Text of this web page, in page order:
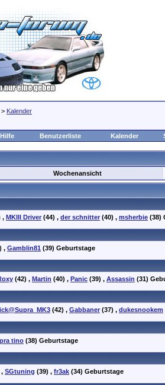
> Kalender
Hilfe Benutzerliste Kalender
Wochenansicht
, MKIII Driver (44) , der schnitter (40) , msherbie (38)
, Gamblin81 (39) Geburtstage
(42) , Martin (40) , Panic (39) , Assassin (31)
(42) , Gabbaner (37) , dukesnookem
tino (38) Geburtstage
, SGtuning (39) , fr3ak (34) Geburtstage